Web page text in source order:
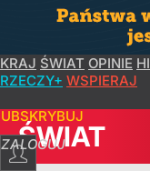
KRAJ ŚWIAT OPINIE
RZECZY+ WSPIERAJ
ZALOGUJ
ŚWIAT